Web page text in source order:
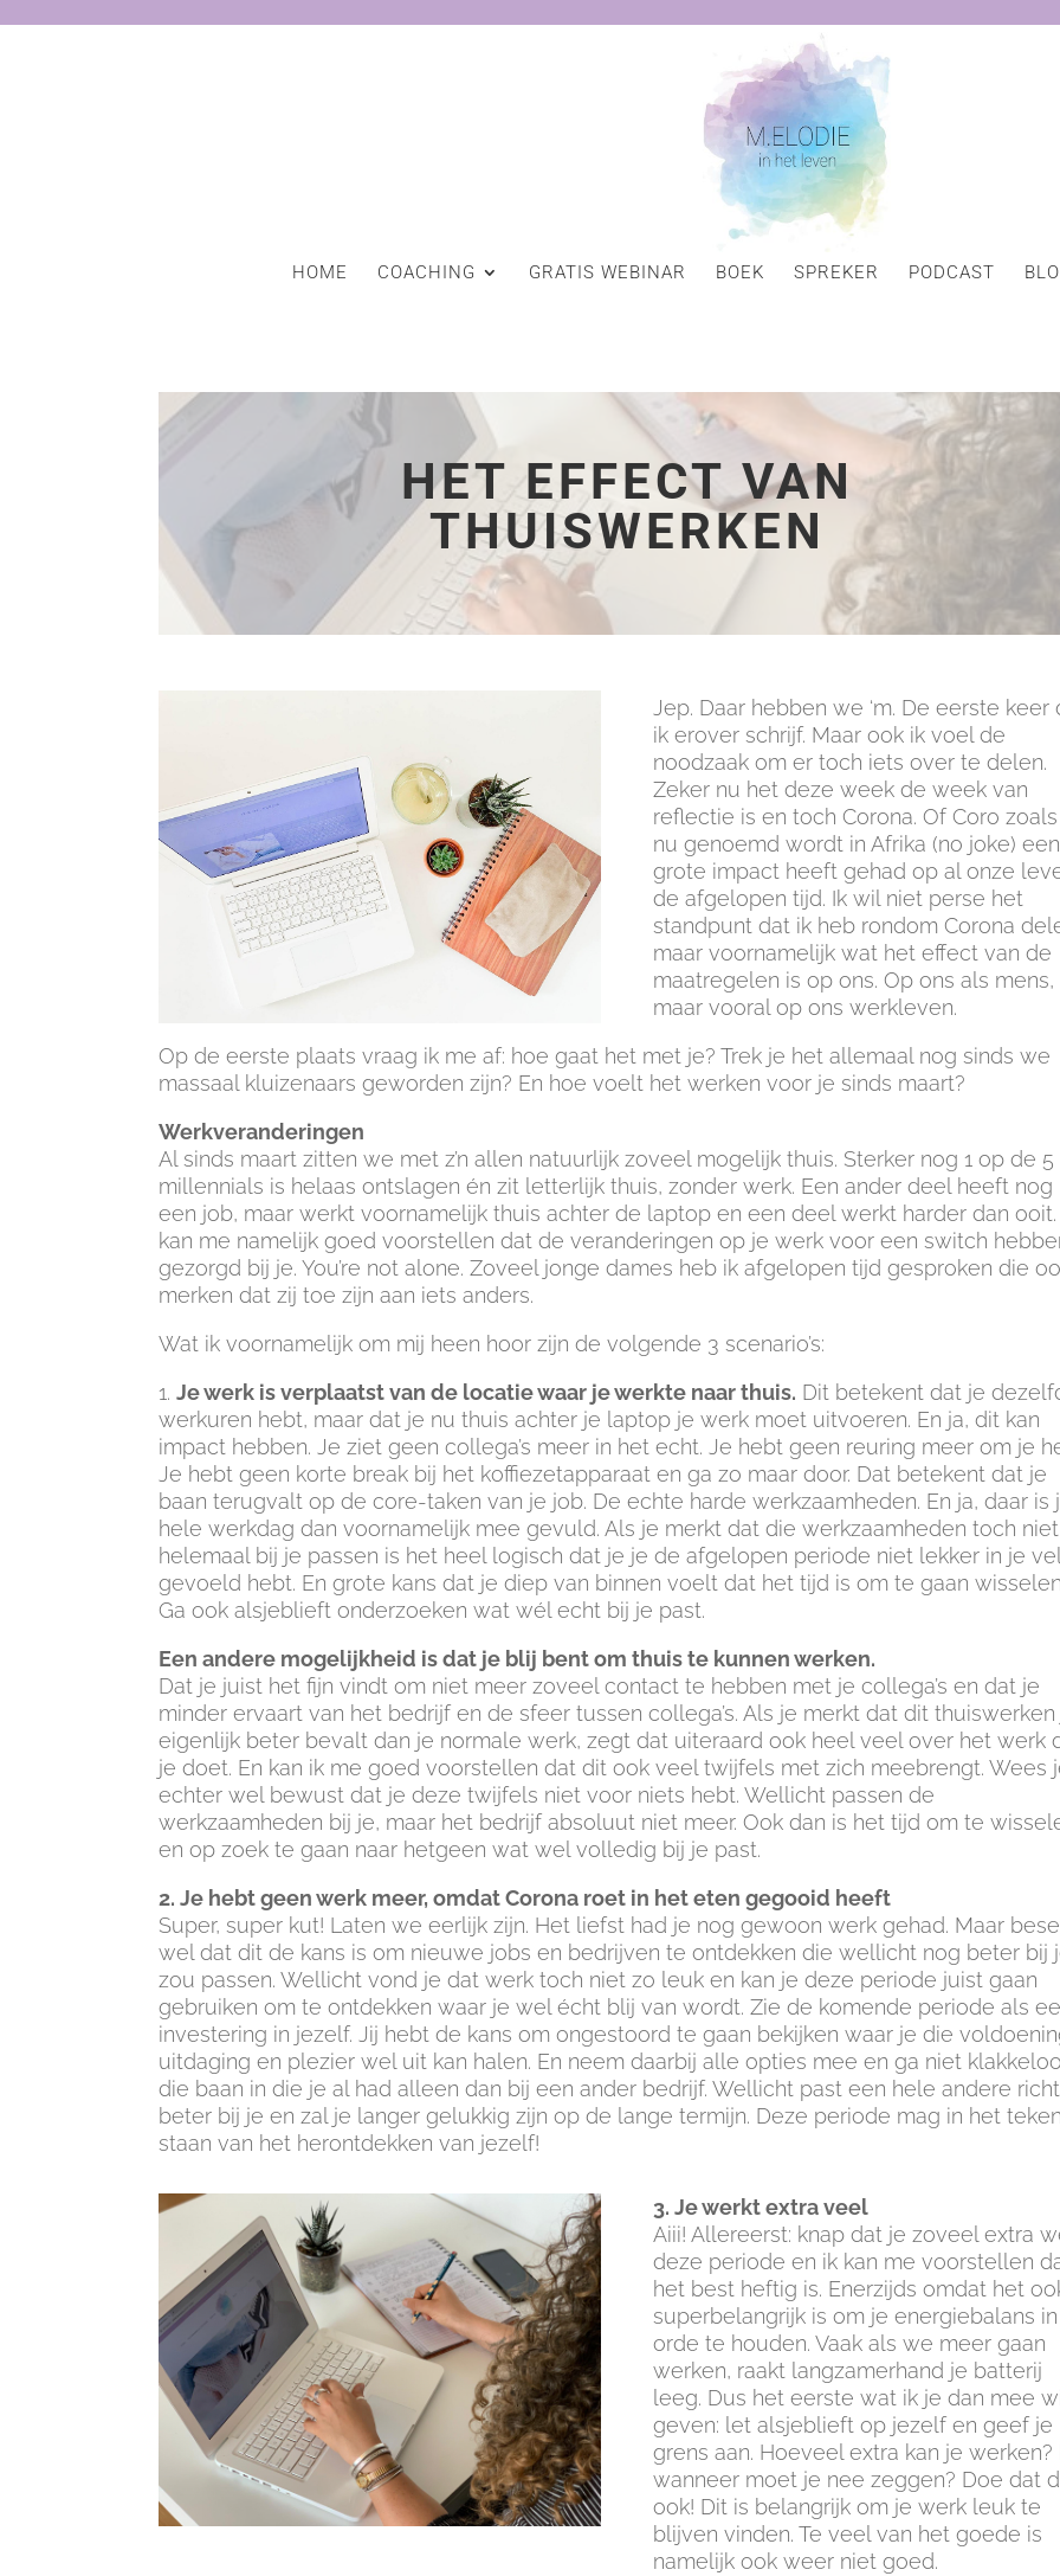
HOME COACHING GRATIS WEBINAR BOEK SPREKER PODCAST
HET EFFECT VAN
THUISWERKEN
Jep. Daar hebben we ‘m. De eerste keer
ik erover schrijf. Maar ook ik voel de
noodzaak om er toch iets over te delen.
Zeker nu het deze week de week van
reflectie is en toch Corona. Of Coro
nu genoemd wordt in Afrika (no joke) een
grote impact heeft gehad op al onze
de afgelopen tijd. Ik wil niet perse het
standpunt dat ik heb rondom Corona
maar voornamelijk wat het effect van de
maatregelen is op ons. Op ons als mens,
maar vooral op ons werkleven.
Op de eerste plaats vraag ik me af: hoe gaat het met je? Trek je het allemaal nog sinds we
massaal kluizenaars geworden zijn? En hoe voelt het werken voor je sinds maart?
Werkveranderingen
Al sinds maart zitten we met z’n allen natuurlijk zoveel mogelijk thuis. Sterker nog 1 op de 5
millennials is helaas ontslagen én zit letterlijk thuis, zonder werk. Een ander deel heeft nog
een job, maar werkt voornamelijk thuis achter de laptop en een deel werkt harder dan ooit.
kan me namelijk goed voorstellen dat de veranderingen op je werk voor een switch
gezorgd bij je. You’re not alone. Zoveel jonge dames heb ik afgelopen tijd gesproken die
merken dat zij toe zijn aan iets anders.
Wat ik voornamelijk om mij heen hoor zijn de volgende 3 scenario’s:
1.Je werk is verplaatst van de locatie waar je werkte naar thuis. Dit betekent dat je
werkuren hebt, maar dat je nu thuis achter je laptop je werk moet uitvoeren. En ja, dit kan
impact hebben. Je ziet geen collega’s meer in het echt. Je hebt geen reuring meer om je
Je hebt geen korte break bij het koffiezetapparaat en ga zo maar door. Dat betekent dat je
baan terugvalt op de core-taken van je job. De echte harde werkzaamheden. En ja, daar is
hele werkdag dan voornamelijk mee gevuld. Als je merkt dat die werkzaamheden toch niet
helemaal bij je passen is het heel logisch dat je je de afgelopen periode niet lekker in je vel
gevoeld hebt. En grote kans dat je diep van binnen voelt dat het tijd is om te gaan
Ga ook alsjeblieft onderzoeken wat wél echt bij je past.
Een andere mogelijkheid is dat je blij bent om thuis te kunnen werken.
Dat je juist het fijn vindt om niet meer zoveel contact te hebben met je collega’s en dat je
minder ervaart van het bedrijf en de sfeer tussen collega’s. Als je merkt dat dit thuiswerken
eigenlijk beter bevalt dan je normale werk, zegt dat uiteraard ook heel veel over het werk
je doet. En kan ik me goed voorstellen dat dit ook veel twijfels met zich meebrengt. Wees
echter wel bewust dat je deze twijfels niet voor niets hebt. Wellicht passen de
werkzaamheden bij je, maar het bedrijf absoluut niet meer. Ook dan is het tijd om te
en op zoek te gaan naar hetgeen wat wel volledig bij je past.
2. Je hebt geen werk meer, omdat Corona roet in het eten gegooid heeft
Super, super kut! Laten we eerlijk zijn. Het liefst had je nog gewoon werk gehad. Maar
wel dat dit de kans is om nieuwe jobs en bedrijven te ontdekken die wellicht nog beter bij
zou passen. Wellicht vond je dat werk toch niet zo leuk en kan je deze periode juist gaan
gebruiken om te ontdekken waar je wel écht blij van wordt. Zie de komende periode als
investering in jezelf. Jij hebt de kans om ongestoord te gaan bekijken waar je die
uitdaging en plezier wel uit kan halen. En neem daarbij alle opties mee en ga niet
die baan in die je al had alleen dan bij een ander bedrijf. Wellicht past een hele andere
beter bij je en zal je langer gelukkig zijn op de lange termijn. Deze periode mag in het teken
staan van het herontdekken van jezelf!
3. Je werkt extra veel
Aiii! Allereerst: knap dat je zoveel extra
deze periode en ik kan me voorstellen
het best heftig is. Enerzijds omdat het
superbelangrijk is om je energiebalans in
orde te houden. Vaak als we meer gaan
werken, raakt langzamerhand je batterij
leeg. Dus het eerste wat ik je dan mee
geven: let alsjeblieft op jezelf en geef je
grens aan. Hoeveel extra kan je werken?
wanneer moet je nee zeggen? Doe dat
ook! Dit is belangrijk om je werk leuk te
blijven vinden. Te veel van het goede is
namelijk ook weer niet goed.